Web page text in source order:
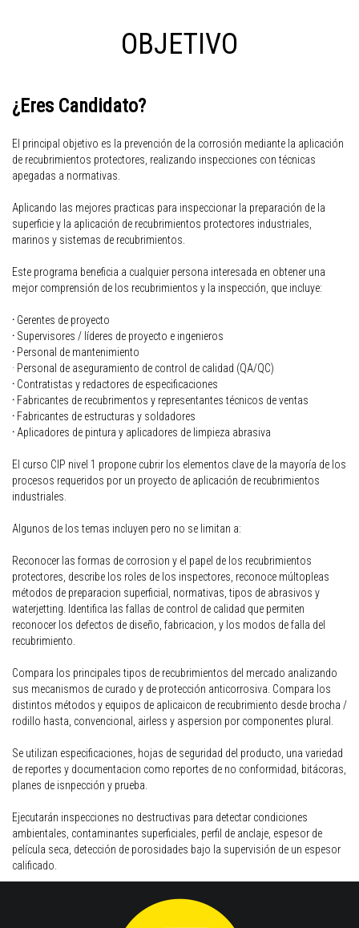
OBJETIVO
¿Eres Candidato?
El principal objetivo es la prevención de la corrosión mediante la aplicación
de recubrimientos protectores, realizando inspecciones con técnicas
apegadas a normativas.
Aplicando las mejores practicas para inspeccionar la preparación de la
superficie y la aplicación de recubrimientos protectores industriales,
marinos y sistemas de recubrimientos.
Este programa beneficia a cualquier persona interesada en obtener una
mejor comprensión de los recubrimientos y la inspección, que incluye:
· Gerentes de proyecto
· Supervisores / líderes de proyecto e ingenieros
· Personal de mantenimiento
· Personal de aseguramiento de control de calidad (QA/QC)
· Contratistas y redactores de especificaciones
· Fabricantes de recubrimentos y representantes técnicos de ventas
· Fabricantes de estructuras y soldadores
· Aplicadores de pintura y aplicadores de limpieza abrasiva
El curso CIP nivel 1 propone cubrir los elementos clave de la mayoría de los
procesos requeridos por un proyecto de aplicación de recubrimientos
industriales.
Algunos de los temas incluyen pero no se limitan a:
Reconocer las formas de corrosion y el papel de los recubrimientos
protectores, describe los roles de los inspectores, reconoce múltopleas
métodos de preparacion superficial, normativas, tipos de abrasivos y
waterjetting. Identifica las fallas de control de calidad que permiten
reconocer los defectos de diseño, fabricacion, y los modos de falla del
recubrimiento.
Compara los principales tipos de recubrimientos del mercado analizando
sus mecanismos de curado y de protección anticorrosiva. Compara los
distintos métodos y equipos de aplicaicon de recubrimiento desde brocha /
rodillo hasta, convencional, airless y aspersion por componentes plural.
Se utilizan especificaciones, hojas de seguridad del producto, una variedad
de reportes y documentacion como reportes de no conformidad, bitácoras,
planes de isnpección y prueba.
Ejecutarán inspecciones no destructivas para detectar condiciones
ambientales, contaminantes superficiales, perfil de anclaje, espesor de
película seca, detección de porosidades bajo la supervisión de un espesor
calificado.